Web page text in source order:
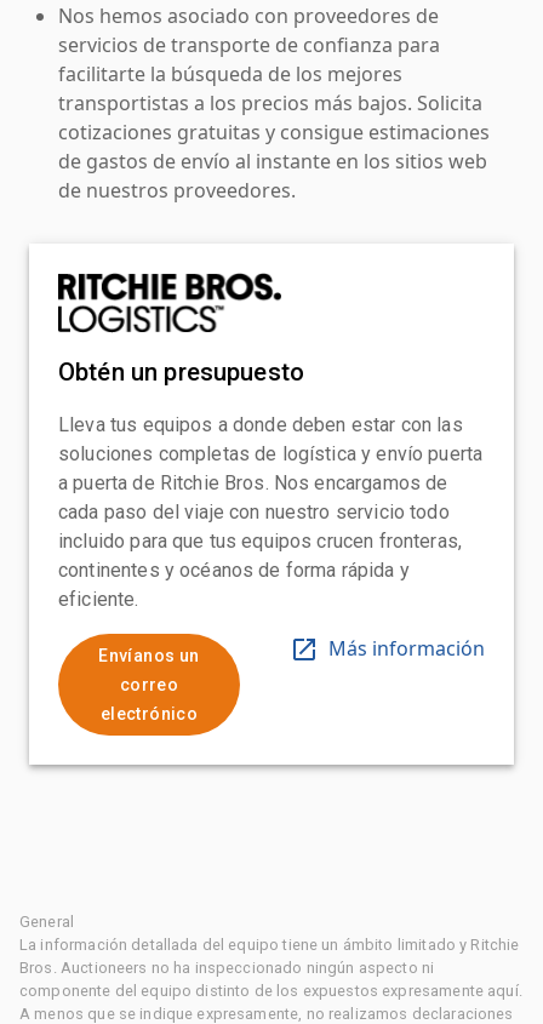
Nos hemos asociado con proveedores de
servicios de transporte de confianza para
facilitarte la búsqueda de los mejores
transportistas a los precios más bajos. Solicita
cotizaciones gratuitas y consigue estimaciones
de gastos de envío al instante en los sitios web
de nuestros proveedores.
Obtén un presupuesto
Lleva tus equipos a donde deben estar con las
soluciones completas de logística y envío puerta
a puerta de Ritchie Bros. Nos encargamos de
cada paso del viaje con nuestro servicio todo
incluido para que tus equipos crucen fronteras,
continentes y océanos de forma rápida y
eficiente.
Envíanos un
correo
electrónico
Más información
General
La información detallada del equipo tiene un ámbito limitado y Ritchie
Bros. Auctioneers no ha inspeccionado ningún aspecto ni
componente del equipo distinto de los expuestos expresamente aquí.
A menos que se indique expresamente, no realizamos declaraciones